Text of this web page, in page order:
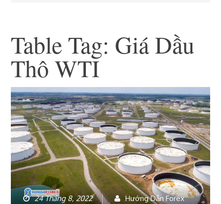
Table Tag: Giá Dầu
Thô WTI
24 Tháng 8, 2022
Hướng Dẫn Forex